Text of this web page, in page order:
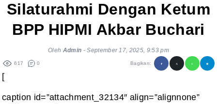
Silaturahmi Dengan Ketum
BPP HIPMI Akbar Buchari
Oleh Admin -September 17, 2025, 9:53 pm
617 0 Bagikan:
[
caption id=”attachment_32134″ align=”alignnone”